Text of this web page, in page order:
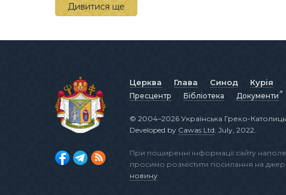
Дивитися ще
Церква Глава Синод Курія
Пресцентр Бібліотека Документи
© 2004–2026 Українська Греко-
Developed by Cawas Ltd . July, 2022.
При поширенні інформації сайту
просимо розмістити посилання на
новину